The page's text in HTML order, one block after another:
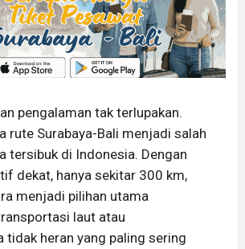
pengalaman tak terlupakan.
rute Surabaya-Bali menjadi salah
tersibuk di Indonesia. Dengan
dekat, hanya sekitar 300 km,
menjadi pilihan utama
laut atau
tidak heran yang paling sering